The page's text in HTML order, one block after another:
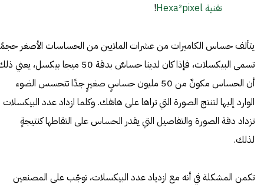
تقنية Hexa²pixel
!
يتألف حساس الكاميرات من عشرات الملايين من الحساسات الأصغر
تسمى البيكسلات، فإذا كان لدينا حساسٌ بدقة 50 ميجا بيكسل،
أن الحساس مكونٌ من 50 مليون حساسٍ صغيرٍ جدًا تتحسس الضوء
الوارد إليها لتنتج الصورة التي تراها على هاتفك. وكلما ازداد عدد البيكسلات
تزداد دقة الصورة والتفاصيل التي يقدر الحساس على التقاطها كنتيجةٍ
لذلك.
تكمن المشكلة في أنه مع ازدياد عدد البيكسلات، توجّب على المصنعين